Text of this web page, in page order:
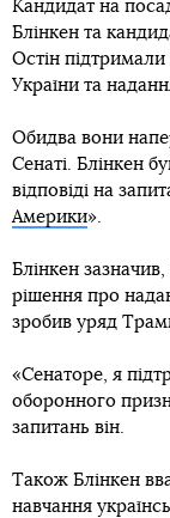
Кандидат на
Блінкен та
Остін
України та
Обидва вони
Сенаті. Блінкен
відповіді на
Америки».
Блінкен
рішення про
зробив уряд
«Сенаторе, я
оборонного
запитань він.
Також Блінкен
навчання